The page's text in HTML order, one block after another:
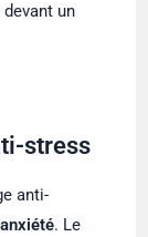
un
stress
anti-
. Le